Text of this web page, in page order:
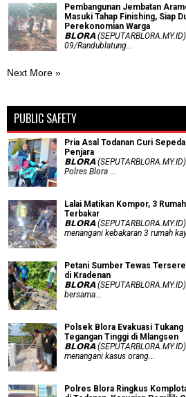
Pembangunan Jembatan
Masuki Tahap Finishing, Siap
Perekonomian Warga
𝗕𝗟𝗢𝗥𝗔
09/Randublatung...
Next More »
PUBLIC SAFETY
Pria Asal Todanan Curi
Penjara
𝗕𝗟𝗢𝗥𝗔
Polres Blora ...
Lalai Matikan Kompor, 3
Terbakar
𝗕𝗟𝗢𝗥𝗔
menangani kebakaran 3 rumah
Petani Sumber Tewas
di Kradenan
𝗕𝗟𝗢𝗥𝗔
bersama...
Polsek Blora Evakuasi
Tegangan Tinggi di Mlangsen
𝗕𝗟𝗢𝗥𝗔
menangani kasus orang...
Polres Blora Ringkus